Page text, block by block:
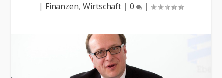
| Finanzen, Wirtschaft | 0 |